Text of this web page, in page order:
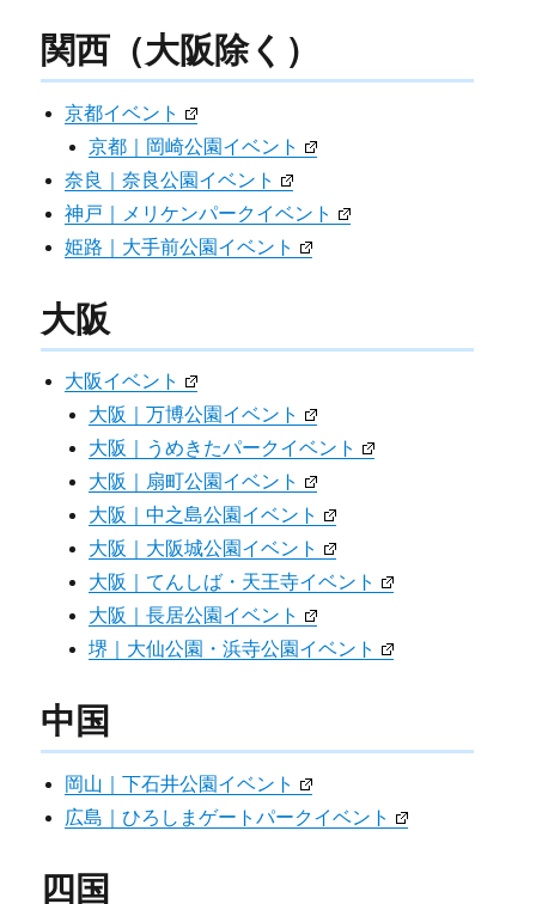
関西（大阪除く）
京都イベント
京都｜岡崎公園イベント
奈良｜奈良公園イベント
神戸｜メリケンパークイベント
姫路｜大手前公園イベント
大阪
大阪イベント
大阪｜万博公園イベント
大阪｜うめきたパークイベント
大阪｜扇町公園イベント
大阪｜中之島公園イベント
大阪｜大阪城公園イベント
大阪｜てんしば・天王寺イベント
大阪｜長居公園イベント
堺｜大仙公園・浜寺公園イベント
中国
岡山｜下石井公園イベント
広島｜ひろしまゲートパークイベント
四国